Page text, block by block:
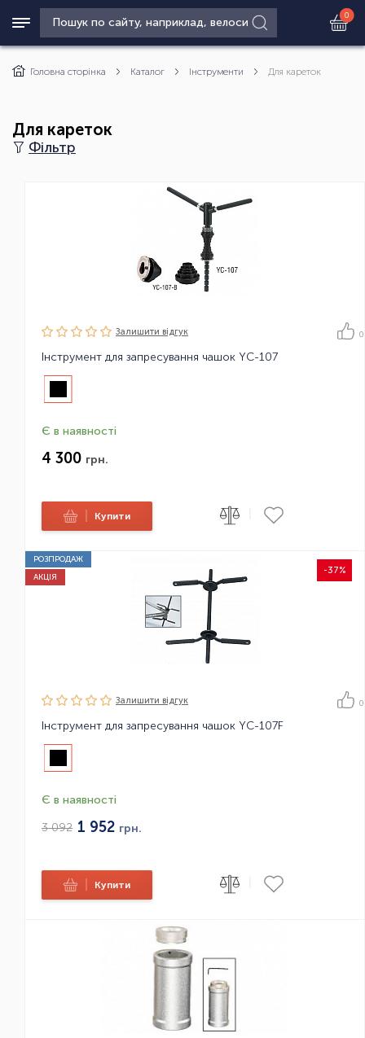
0
Головна сторінка Каталог Інструменти Для кареток
Для кареток
Фільтр
Залишити вiдгук 0
Інструмент для запресування чашок YC-107
Є в наявності
4 300 грн.
Купити
РОЗПРОДАЖ
-37%
АКЦІЯ
Залишити вiдгук 0
Інструмент для запресування чашок YC-107F
Є в наявності
3 092 1 952 грн.
Купити